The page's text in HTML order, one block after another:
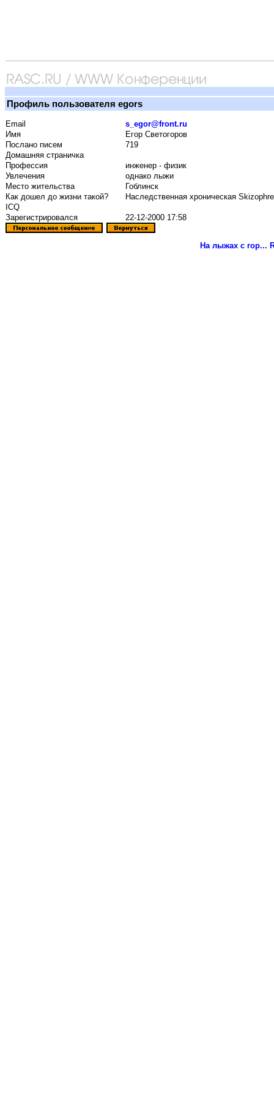
Профиль пользователя egors
Email
s_egor@front.ru
Имя
Егор Светогоров
Послано писем
719
Домашняя страничка
Профессия
инженер - физик
Увлечения
однако лыжи
Место жительства
Гоблинск
Как дошел до жизни такой?
Наследственная хроническая
ICQ
Зарегистрировался
22-12-2000 17:58
На лыжах с гор...